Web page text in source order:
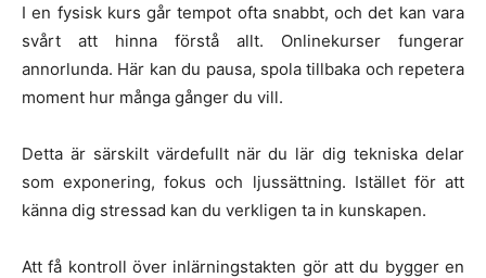
I en fysisk kurs går tempot ofta snabbt, och det kan vara
svårt att hinna förstå allt. Onlinekurser fungerar
annorlunda. Här kan du pausa, spola tillbaka och repetera
moment hur många gånger du vill.
Detta är särskilt värdefullt när du lär dig tekniska delar
som exponering, fokus och ljussättning. Istället för att
känna dig stressad kan du verkligen ta in kunskapen.
Att få kontroll över inlärningstakten gör att du bygger en